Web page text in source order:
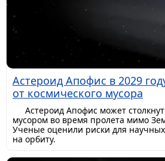
Астероид Апофис в 2029
от космического мусора
Астероид Апофис может
мусором во время пролета мимо
Ученые оценили риски для
на орбиту.